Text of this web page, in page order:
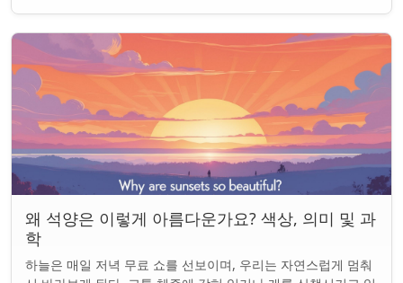
왜 석양은 이렇게 아름다운가요? 색상, 의미 및 과
학
하늘은 매일 저녁 무료 쇼를 선보이며, 우리는 자연스럽게 멈춰